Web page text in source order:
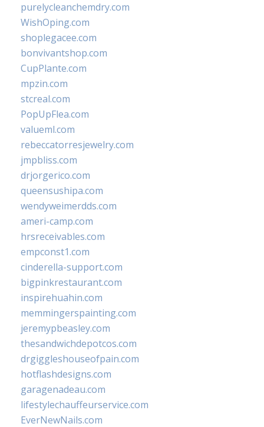
purelycleanchemdry.com
WishOping.com
shoplegacee.com
bonvivantshop.com
CupPlante.com
mpzin.com
stcreal.com
PopUpFlea.com
valueml.com
rebeccatorresjewelry.com
jmpbliss.com
drjorgerico.com
queensushipa.com
wendyweimerdds.com
ameri-camp.com
hrsreceivables.com
empconst1.com
cinderella-support.com
bigpinkrestaurant.com
inspirehuahin.com
memmingerspainting.com
jeremypbeasley.com
thesandwichdepotcos.com
drgiggleshouseofpain.com
hotflashdesigns.com
garagenadeau.com
lifestylechauffeurservice.com
EverNewNails.com